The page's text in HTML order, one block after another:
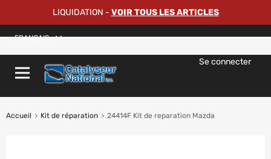
LIQUIDATION - VOIR TOUS LES ARTICLES
FRANÇAIS
Se connecter
Accueil Kit de réparation 24414F Kit de reparation Mazda